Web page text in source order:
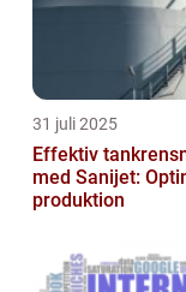
31 juli 2025
Effektiv
med Sanijet:
produktion